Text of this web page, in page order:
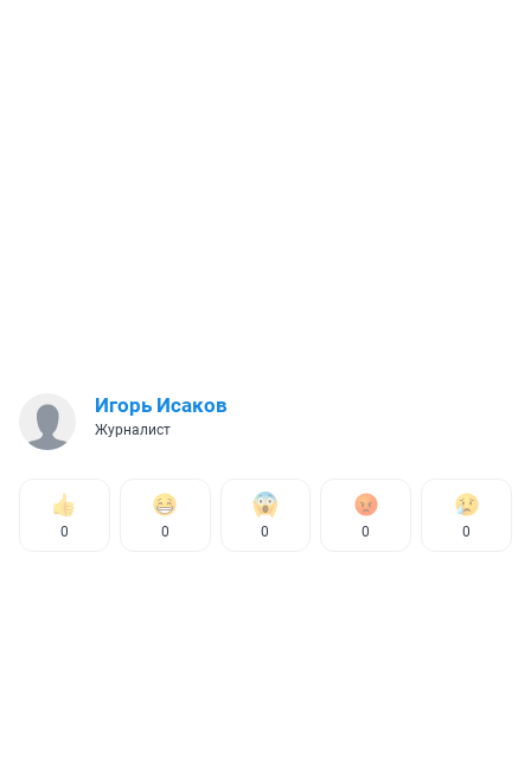
Игорь Исаков
Журналист
0 0 0 0 0